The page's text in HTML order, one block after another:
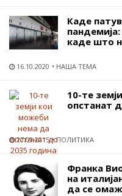
Каде
каде што
16.10.2020 НАША ТЕМА
10-те
опстанат
27.09.2015 ПОЛИТИКА
Франка
на
да се